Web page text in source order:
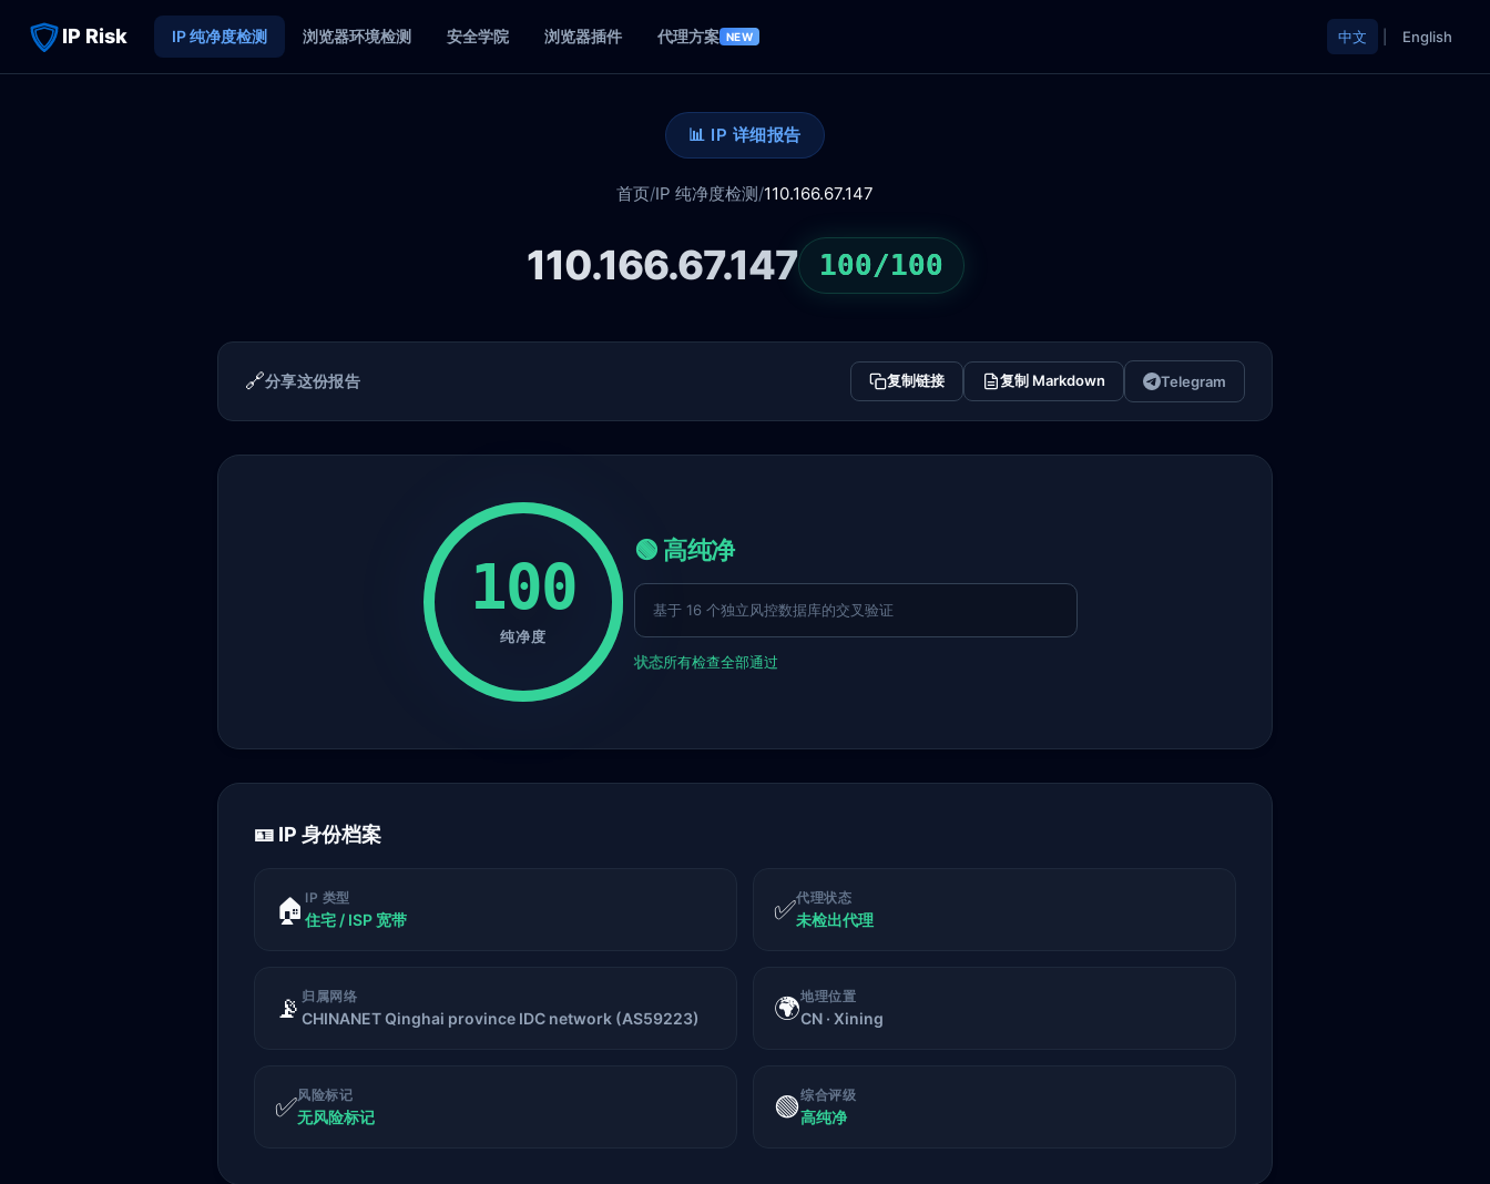
IP Risk IP 纯净度检测 浏览器环境检测 安全学院 浏览器插件 代理方案 NEW 中文 English
📊 IP 详细报告
首页/IP 纯净度检测/110.166.67.147
110.166.67.147 100/100
🔗分享这份报告 复制链接 复制 Markdown Telegram
100
纯净度
🟢 高纯净
基于 16 个独立风控数据库的交叉验证
状态所有检查全部通过
🪪 IP 身份档案
🏠 IP 类型
住宅 / ISP 宽带 ✅代理状态
未检出代理
📡 归属网络
CHINANET Qinghai province IDC network (AS59223) 🌍地理位置
CN · Xining
✅风险标记
无风险标记 🟢综合评级
高纯净